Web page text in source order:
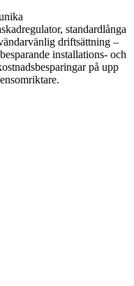
standardlånga
driftsättning –
installations- och
på upp